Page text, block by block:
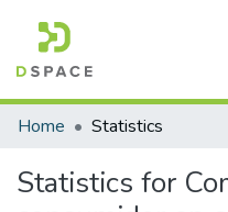
Communities & Collections
Home Statistics
Statistics for